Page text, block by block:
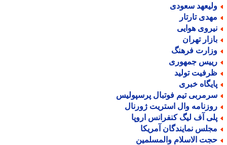
سعودی
تارتار
هوایی
تهران
فرهنگ
جمهوری
تولید
خبری
تیم فوتبال پرسپولیس
وال استریت ژورنال
آف لیگ کنفرانس اروپا
نمایندگان آمریکا
الاسلام والمسلمین